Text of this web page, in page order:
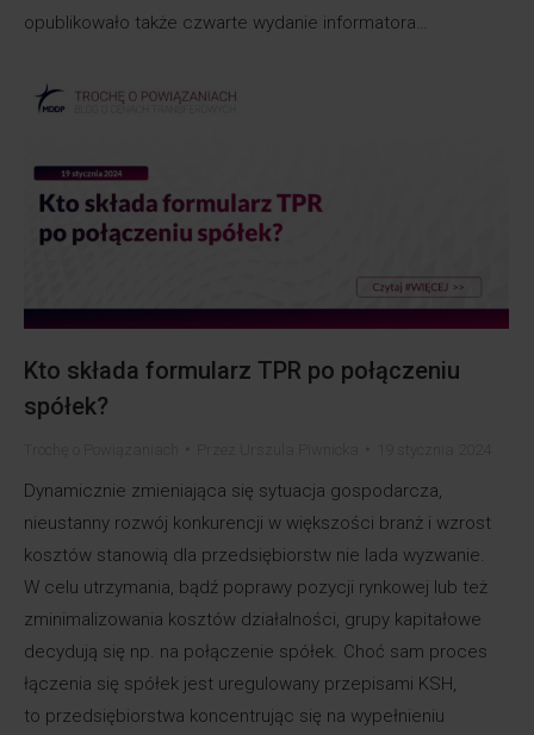
opublikowało także czwarte wydanie informatora…
Kto składa formularz TPR po połączeniu
spółek?
Dynamicznie zmieniająca się sytuacja gospodarcza,
nieustanny rozwój konkurencji w większości branż i wzrost
kosztów stanowią dla przedsiębiorstw nie lada wyzwanie.
W celu utrzymania, bądź poprawy pozycji rynkowej lub też
zminimalizowania kosztów działalności, grupy kapitałowe
decydują się np. na połączenie spółek. Choć sam proces
łączenia się spółek jest uregulowany przepisami KSH,
to przedsiębiorstwa koncentrując się na wypełnieniu